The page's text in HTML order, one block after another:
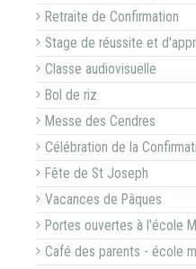
Retraite de Confirmation
Stage de réussite et
Classe audiovisuelle
Bol de riz
Messe des Cendres
Célébration de la
Fête de St Joseph
Vacances de Pâques
Portes ouvertes à l'école
Café des parents - école